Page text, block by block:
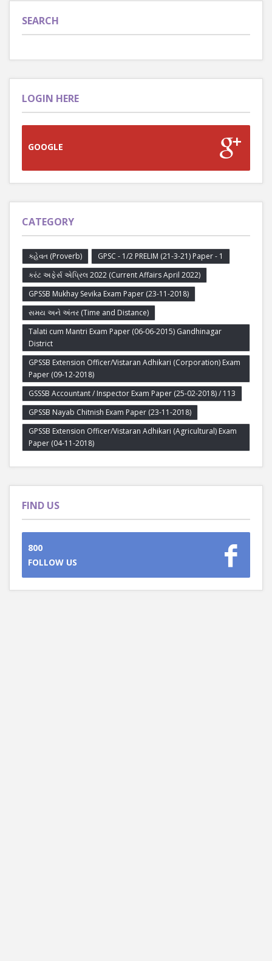
SEARCH
LOGIN HERE
GOOGLE
CATEGORY
કહેવત (Proverb)
GPSC - 1/2 PRELIM (21-3-21) Paper - 1
કરંટ અફેર્સ એપ્રિલ 2022 (Current Affairs April 2022)
GPSSB Mukhay Sevika Exam Paper (23-11-2018)
સમય અને અંતર (Time and Distance)
Talati cum Mantri Exam Paper (06-06-2015) Gandhinagar
District
GPSSB Extension Officer/Vistaran Adhikari (Corporation) Exam
Paper (09-12-2018)
GSSSB Accountant / Inspector Exam Paper (25-02-2018) / 113
GPSSB Nayab Chitnish Exam Paper (23-11-2018)
GPSSB Extension Officer/Vistaran Adhikari (Agricultural) Exam
Paper (04-11-2018)
FIND US
800
FOLLOW US